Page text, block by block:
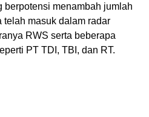
berpotensi menambah jumlah
telah masuk dalam radar
RWS serta beberapa
PT TDI, TBI, dan RT.